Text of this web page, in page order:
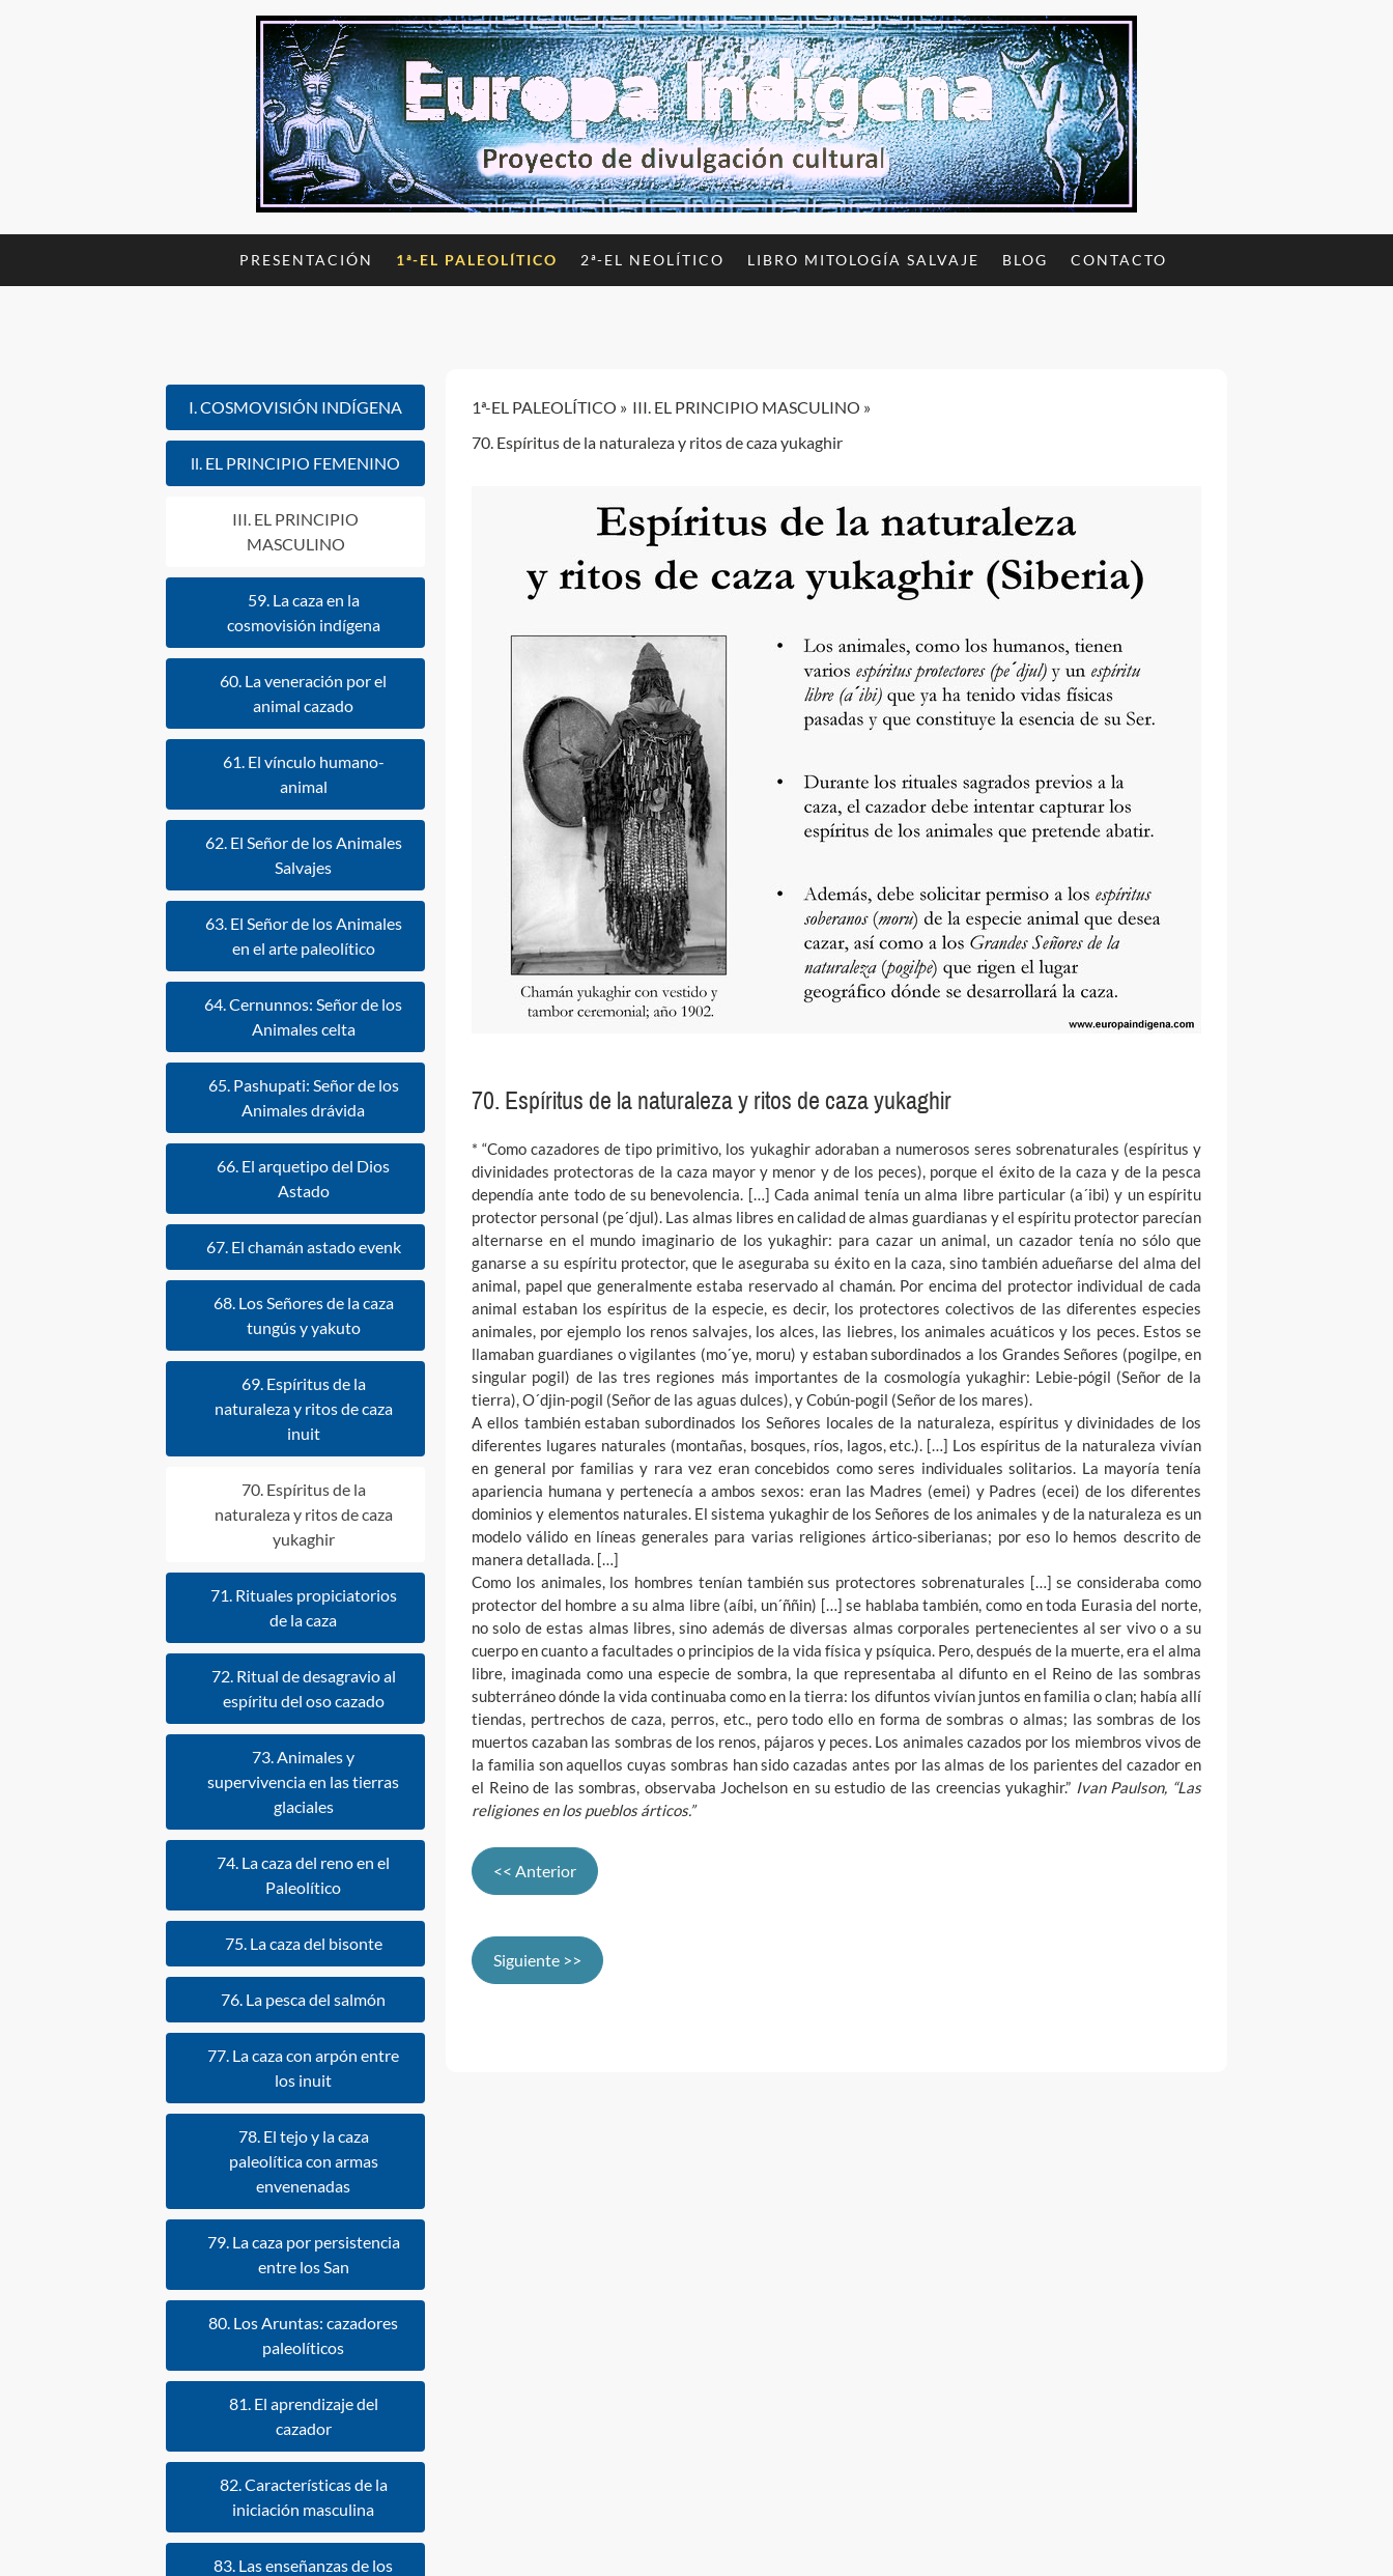
PRESENTACIÓN 1ª-EL PALEOLÍTICO 2ª-EL NEOLÍTICO LIBRO MITOLOGÍA SALVAJE BLOG CONTACTO
1ª-EL PALEOLÍTICO
III. EL PRINCIPIO MASCULINO
70. Espíritus de la naturaleza y ritos de caza yukaghir
70. Espíritus de la naturaleza y ritos de caza yukaghir
* “Como cazadores de tipo primitivo, los yukaghir adoraban a numerosos seres sobrenaturales (espíritus y
divinidades protectoras de la caza mayor y menor y de los peces), porque el éxito de la caza y de la pesca
dependía ante todo de su benevolencia. […] Cada animal tenía un alma libre particular (a´ibi) y un espíritu
protector personal (pe´djul). Las almas libres en calidad de almas guardianas y el espíritu protector parecían
alternarse en el mundo imaginario de los yukaghir: para cazar un animal, un cazador tenía no sólo que
ganarse a su espíritu protector, que le aseguraba su éxito en la caza, sino también adueñarse del alma del
animal, papel que generalmente estaba reservado al chamán. Por encima del protector individual de cada
animal estaban los espíritus de la especie, es decir, los protectores colectivos de las diferentes especies
animales, por ejemplo los renos salvajes, los alces, las liebres, los animales acuáticos y los peces. Estos se
llamaban guardianes o vigilantes (mo´ye, moru) y estaban subordinados a los Grandes Señores (pogilpe, en
singular pogil) de las tres regiones más importantes de la cosmología yukaghir: Lebie-pógil (Señor de la
tierra), O´djin-pogil (Señor de las aguas dulces), y Cobún-pogil (Señor de los mares).
A ellos también estaban subordinados los Señores locales de la naturaleza, espíritus y divinidades de los
diferentes lugares naturales (montañas, bosques, ríos, lagos, etc.). […] Los espíritus de la naturaleza vivían
en general por familias y rara vez eran concebidos como seres individuales solitarios. La mayoría tenía
apariencia humana y pertenecía a ambos sexos: eran las Madres (emei) y Padres (ecei) de los diferentes
dominios y elementos naturales. El sistema yukaghir de los Señores de los animales y de la naturaleza es un
modelo válido en líneas generales para varias religiones ártico-siberianas; por eso lo hemos descrito de
manera detallada. […]
Como los animales, los hombres tenían también sus protectores sobrenaturales […] se consideraba como
protector del hombre a su alma libre (aíbi, un´ññin) […] se hablaba también, como en toda Eurasia del norte,
no solo de estas almas libres, sino además de diversas almas corporales pertenecientes al ser vivo o a su
cuerpo en cuanto a facultades o principios de la vida física y psíquica. Pero, después de la muerte, era el alma
libre, imaginada como una especie de sombra, la que representaba al difunto en el Reino de las sombras
subterráneo dónde la vida continuaba como en la tierra: los difuntos vivían juntos en familia o clan; había allí
tiendas, pertrechos de caza, perros, etc., pero todo ello en forma de sombras o almas; las sombras de los
muertos cazaban las sombras de los renos, pájaros y peces. Los animales cazados por los miembros vivos de
la familia son aquellos cuyas sombras han sido cazadas antes por las almas de los parientes del cazador en
el Reino de las sombras, observaba Jochelson en su estudio de las creencias yukaghir.” Ivan Paulson, “Las
religiones en los pueblos árticos.”
<< Anterior
Siguiente >>
I. COSMOVISIÓN INDÍGENA
ll. EL PRINCIPIO FEMENINO
III. EL PRINCIPIO
MASCULINO
59. La caza en la
cosmovisión indígena
60. La veneración por el
animal cazado
61. El vínculo humano-
animal
62. El Señor de los Animales
Salvajes
63. El Señor de los Animales
en el arte paleolítico
64. Cernunnos: Señor de los
Animales celta
65. Pashupati: Señor de los
Animales drávida
66. El arquetipo del Dios
Astado
67. El chamán astado evenk
68. Los Señores de la caza
tungús y yakuto
69. Espíritus de la
naturaleza y ritos de caza
inuit
70. Espíritus de la
naturaleza y ritos de caza
yukaghir
71. Rituales propiciatorios
de la caza
72. Ritual de desagravio al
espíritu del oso cazado
73. Animales y
supervivencia en las tierras
glaciales
74. La caza del reno en el
Paleolítico
75. La caza del bisonte
76. La pesca del salmón
77. La caza con arpón entre
los inuit
78. El tejo y la caza
paleolítica con armas
envenenadas
79. La caza por persistencia
entre los San
80. Los Aruntas: cazadores
paleolíticos
81. El aprendizaje del
cazador
82. Características de la
iniciación masculina
83. Las enseñanzas de los